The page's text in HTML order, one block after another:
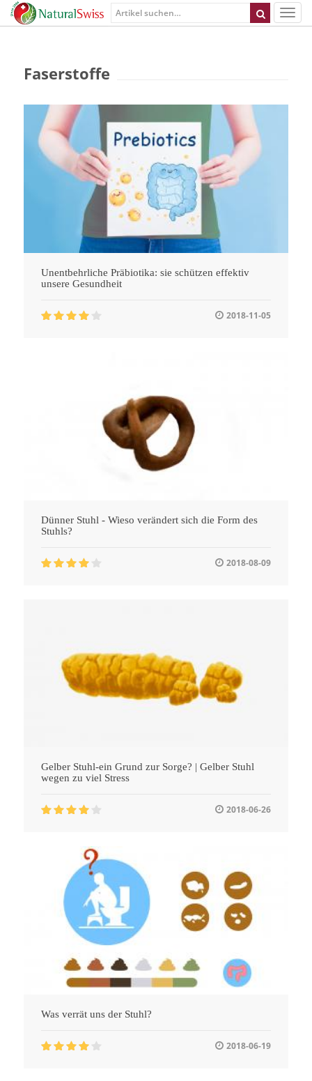
Faserstoffe
Unentbehrliche Präbiotika: sie schützen effektiv
unsere Gesundheit
2018-11-05
Dünner Stuhl - Wieso verändert sich die Form des
Stuhls?
2018-08-09
Gelber Stuhl-ein Grund zur Sorge? | Gelber Stuhl
wegen zu viel Stress
2018-06-26
Was verrät uns der Stuhl?
2018-06-19